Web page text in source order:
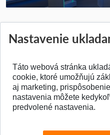
Nastavenie
Táto webová stránka
cookie, ktoré umožňujú
aj marketing,
nastavenia môžete
predvolené nastavenia.